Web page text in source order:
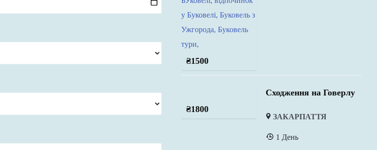
₴1500
₴1800
Сходження на Говерлу
ЗАКАРПАТТЯ
1 День